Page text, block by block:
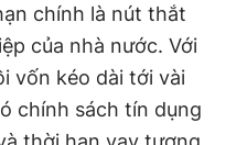
chính là nút thắt
của nhà nước. Với
vốn kéo dài tới vài
chính sách tín dụng